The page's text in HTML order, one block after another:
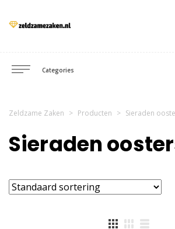
Categories
Zeldzame Zaken > Producten > Sieraden
Sieraden